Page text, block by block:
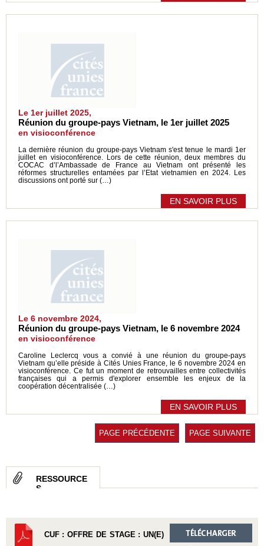
Le 1er juillet 2025,
Réunion du groupe-pays Vietnam, le 1er juillet 2025
en visioconférence
La dernière réunion du groupe-pays Vietnam s'est tenue le mardi 1er
juillet en visioconférence. Lors de cette réunion, deux membres du
COCAC d’l’Ambassade de France au Vietnam ont présenté les
réformes structurelles entamées par l’Etat vietnamien en 2024. Les
discussions ont porté sur (…)
EN SAVOIR PLUS
Le 6 novembre 2024,
Réunion du groupe-pays Vietnam, le 6 novembre 2024
en visioconférence
Caroline Leclercq vous a convié à une réunion du groupe-pays
Vietnam qu’elle préside à Cités Unies France, le 6 novembre 2024 en
visioconférence. Ce fut un moment de retrouvailles entre collectivités
françaises qui a permis d'explorer ensemble les enjeux de la
coopération décentralisée (…)
EN SAVOIR PLUS
PAGE PRÉCÉDENTE PAGE SUIVANTE
RESSOURCE
S
CUF : OFFRE DE STAGE : UN(E)